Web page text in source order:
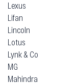
Lexus
Lifan
Lincoln
Lotus
Lynk & Co
MG
Mahindra